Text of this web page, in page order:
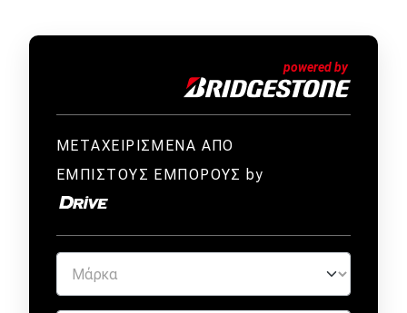
ΜΕΤΑΧΕΙΡΙΣΜΕΝΑ ΑΠΟ
ΕΜΠΙΣΤΟΥΣ ΕΜΠΟΡΟΥΣ by